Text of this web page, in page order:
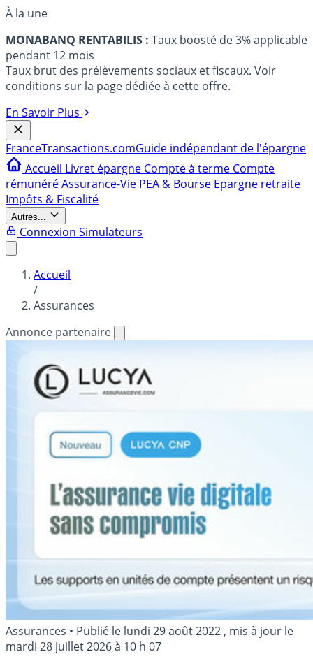
À la une
MONABANQ RENTABILIS : Taux boosté de 3% applicable
pendant 12 mois
Taux brut des prélèvements sociaux et fiscaux. Voir
conditions sur la page dédiée à cette offre.
En Savoir Plus
FranceTransactions.comGuide indépendant de l'épargne
Accueil Livret épargne Compte à terme Compte
rémunéréAssurance-Vie PEA & Bourse Epargne retraite
Impôts & Fiscalité
Autres...
Connexion Simulateurs
Accueil
/
Assurances
Annonce partenaire
Assurances • Publié le lundi 29 août 2022 , mis à jour le
mardi 28 juillet 2026 à 10 h 07